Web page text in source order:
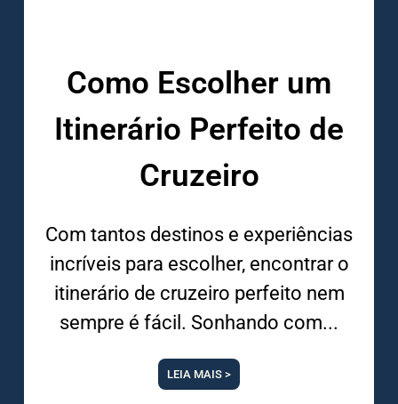
Como Escolher um
Itinerário Perfeito de
Cruzeiro
Com tantos destinos e experiências
incríveis para escolher, encontrar o
itinerário de cruzeiro perfeito nem
sempre é fácil. Sonhando com
LEIA MAIS >